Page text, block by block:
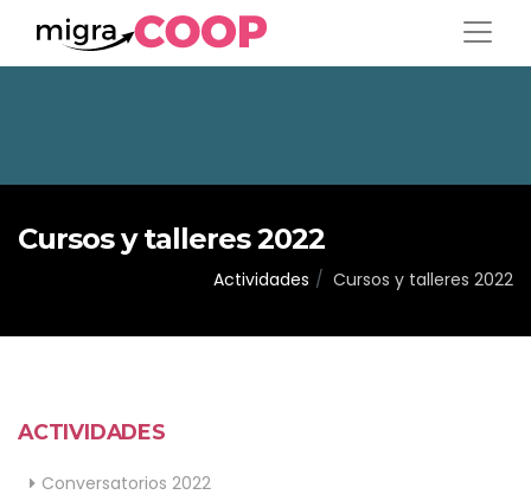
Cursos y talleres 2022
Actividades Cursos y talleres 2022
ACTIVIDADES
Conversatorios 2022